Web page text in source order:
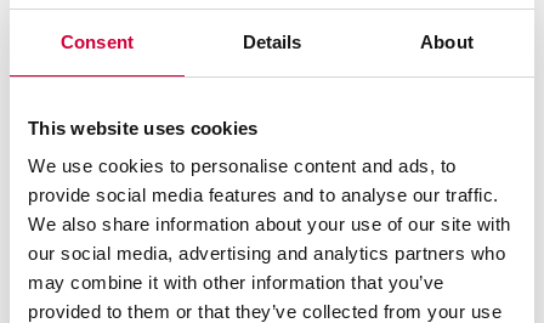
Consent Details About
This website uses cookies
We use cookies to personalise content and ads, to
provide social media features and to analyse our traffic.
We also share information about your use of our site with
our social media, advertising and analytics partners who
may combine it with other information that you’ve
provided to them or that they’ve collected from your use
Otwarta Przestrzeń Architektury. MoreView Days.
Czytaj dalej